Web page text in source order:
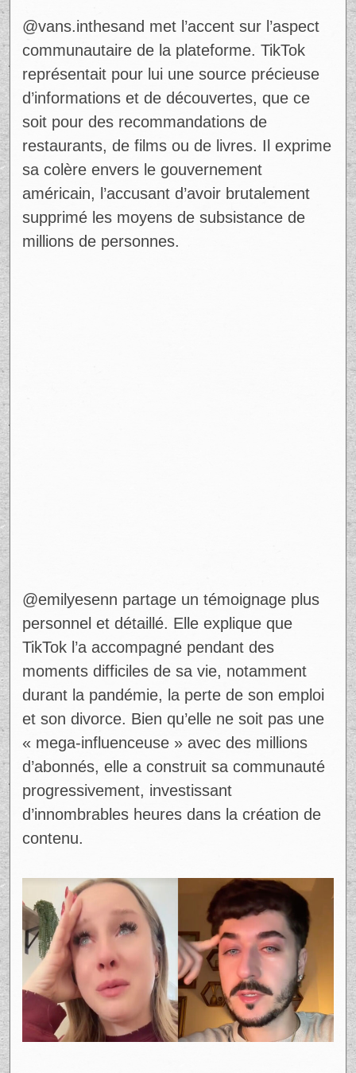
@vans.inthesand met l’accent sur l’aspect
communautaire de la plateforme. TikTok
représentait pour lui une source précieuse
d’informations et de découvertes, que ce
soit pour des recommandations de
restaurants, de films ou de livres. Il exprime
sa colère envers le gouvernement
américain, l’accusant d’avoir brutalement
supprimé les moyens de subsistance de
millions de personnes.
@emilyesenn partage un témoignage plus
personnel et détaillé. Elle explique que
TikTok l’a accompagné pendant des
moments difficiles de sa vie, notamment
durant la pandémie, la perte de son emploi
et son divorce. Bien qu’elle ne soit pas une
« mega-influenceuse » avec des millions
d’abonnés, elle a construit sa communauté
progressivement, investissant
d’innombrables heures dans la création de
contenu.